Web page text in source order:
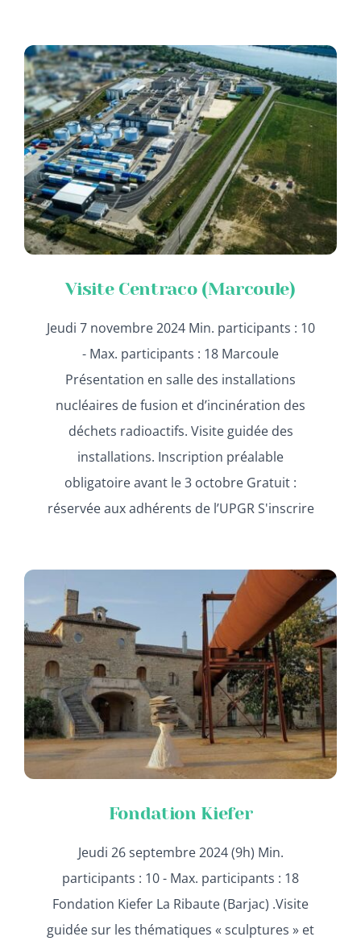
ADHERER
Visite Centraco (Marcoule)
Jeudi 7 novembre 2024 Min. participants : 10
- Max. participants : 18 Marcoule
Présentation en salle des installations
nucléaires de fusion et d’incinération des
déchets radioactifs. Visite guidée des
installations. Inscription préalable
obligatoire avant le 3 octobre Gratuit :
réservée aux adhérents de l’UPGR S'inscrire
Fondation Kiefer
Jeudi 26 septembre 2024 (9h) Min.
participants : 10 - Max. participants : 18
Fondation Kiefer La Ribaute (Barjac) .Visite
guidée sur les thématiques « sculptures » et